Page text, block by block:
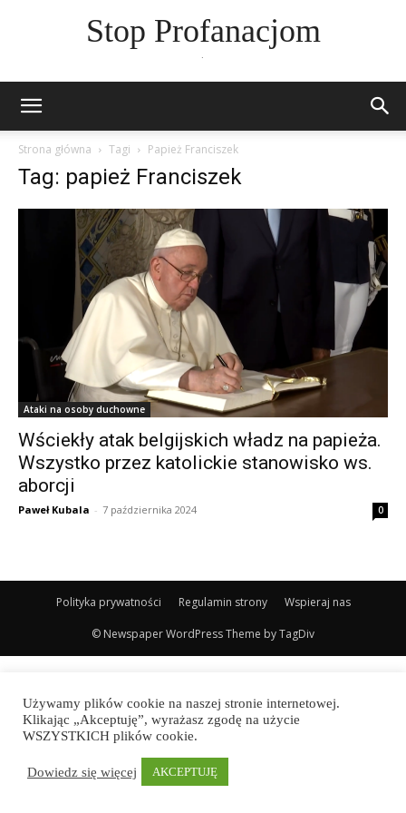
Stop Profanacjom
Strona główna Tagi Papież Franciszek
Tag: papież Franciszek
Ataki na osoby duchowne
Wściekły atak belgijskich władz na papieża.
Wszystko przez katolickie stanowisko ws.
aborcji
Paweł Kubala - 7 października 2024 0
Polityka prywatności Regulamin strony Wspieraj nas
© Newspaper WordPress Theme by TagDiv
Używamy plików cookie na naszej stronie internetowej.
Klikając „Akceptuję”, wyrażasz zgodę na użycie
WSZYSTKICH plików cookie.
Dowiedz się więcej AKCEPTUJĘ